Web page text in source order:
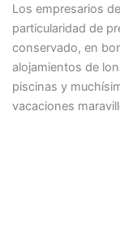
Los empresarios
particularidad de
conservado, en
alojamientos de
piscinas y
vacaciones